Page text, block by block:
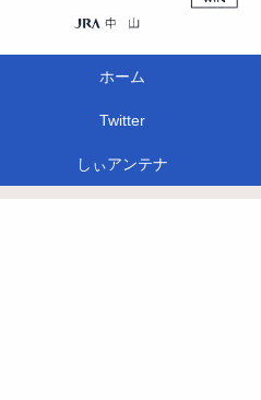
ホーム
Twitter
しぃアンテナ